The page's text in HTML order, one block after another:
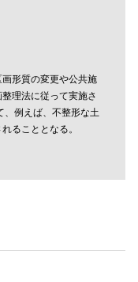
形質の変更や公共施
理法に従って実施さ
、例えば、不整形な土
ることとなる。